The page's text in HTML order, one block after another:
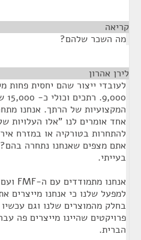
קריאה
מה השכר שלהם?
לירן אהרון
המקצועיות של הרתך. אנחנו
אחד אומרים לנו "אלו העלויות
להתחרות בטורקיה או במזרח
אתם מצפים שאנחנו נתחרה
בעייתי.
למפעל שלנו כי אנחנו מייצרים
בחלק מהמוצרים שלנו וגם
פרויקטים שהיינו מייצרים פה
הברית.